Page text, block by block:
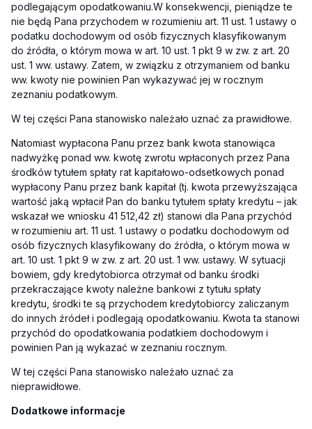
podlegającym opodatkowaniu.W konsekwencji, pieniądze te
nie będą Pana przychodem w rozumieniu art. 11 ust. 1 ustawy o
podatku dochodowym od osób fizycznych klasyfikowanym
do źródła, o którym mowa w art. 10 ust. 1 pkt 9 w zw. z art. 20
ust. 1 ww. ustawy. Zatem, w związku z otrzymaniem od banku
ww. kwoty nie powinien Pan wykazywać jej w rocznym
zeznaniu podatkowym.
W tej części Pana stanowisko należało uznać za prawidłowe.
Natomiast wypłacona Panu przez bank kwota stanowiąca
nadwyżkę ponad ww. kwotę zwrotu wpłaconych przez Pana
środków tytułem spłaty rat kapitałowo-odsetkowych ponad
wypłacony Panu przez bank kapitał (tj. kwota przewyższająca
wartość jaką wpłacił Pan do banku tytułem spłaty kredytu – jak
wskazał we wniosku 41 512,42 zł) stanowi dla Pana przychód
w rozumieniu art. 11 ust. 1 ustawy o podatku dochodowym od
osób fizycznych klasyfikowany do źródła, o którym mowa w
art. 10 ust. 1 pkt 9 w zw. z art. 20 ust. 1 ww. ustawy. W sytuacji
bowiem, gdy kredytobiorca otrzymał od banku środki
przekraczające kwoty należne bankowi z tytułu spłaty
kredytu, środki te są przychodem kredytobiorcy zaliczanym
do innych źródeł i podlegają opodatkowaniu. Kwota ta stanowi
przychód do opodatkowania podatkiem dochodowym i
powinien Pan ją wykazać w zeznaniu rocznym.
W tej części Pana stanowisko należało uznać za
nieprawidłowe.
Dodatkowe informacje